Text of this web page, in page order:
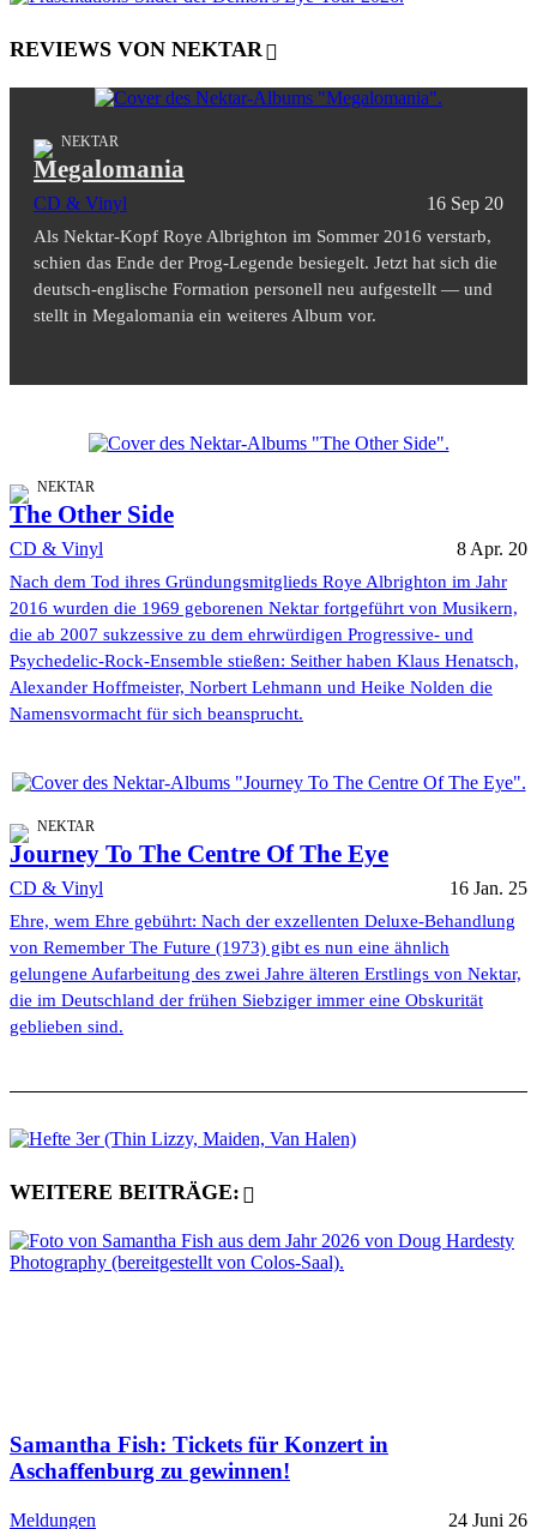
REVIEWS VON NEKTAR
NEKTAR
Megalomania
CD & Vinyl 16 Sep 20
Als Nektar-Kopf Roye Albrighton im Sommer 2016 verstarb,
schien das Ende der Prog-Legende besiegelt. Jetzt hat sich die
deutsch-englische Formation personell neu aufgestellt — und
stellt in Megalomania ein weiteres Album vor.
NEKTAR
The Other Side
CD & Vinyl 8 Apr. 20
Nach dem Tod ihres Gründungsmitglieds Roye Albrighton im Jahr
2016 wurden die 1969 geborenen Nektar fortgeführt von Musikern,
die ab 2007 sukzessive zu dem ehrwürdigen Progressive- und
Psychedelic-Rock-Ensemble stießen: Seither haben Klaus Henatsch,
Alexander Hoffmeister, Norbert Lehmann und Heike Nolden die
Namensvormacht für sich beansprucht.
NEKTAR
Journey To The Centre Of The Eye
CD & Vinyl 16 Jan. 25
Ehre, wem Ehre gebührt: Nach der exzellenten Deluxe-Behandlung
von Remember The Future (1973) gibt es nun eine ähnlich
gelungene Aufarbeitung des zwei Jahre älteren Erstlings von Nektar,
die im Deutschland der frühen Siebziger immer eine Obskurität
geblieben sind.
WEITERE BEITRÄGE:
Samantha Fish: Tickets für Konzert in
Aschaffenburg zu gewinnen!
Meldungen 24 Juni 26